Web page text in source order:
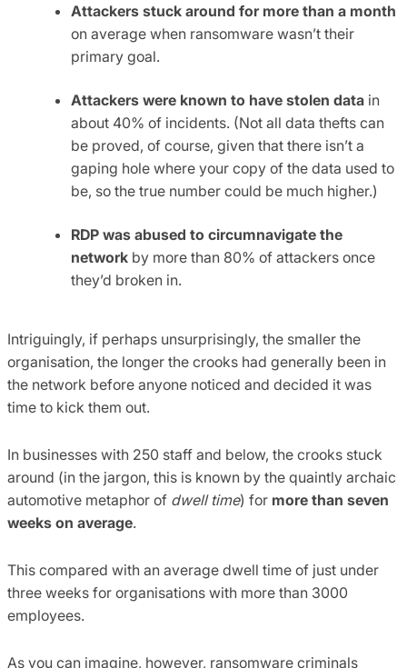
Attackers stuck around for more than a month
on average when ransomware wasn’t their
primary goal.
Attackers were known to have stolen data in
about 40% of incidents. (Not all data thefts can
be proved, of course, given that there isn’t a
gaping hole where your copy of the data used to
be, so the true number could be much higher.)
RDP was abused to circumnavigate the
network by more than 80% of attackers once
they’d broken in.
Intriguingly, if perhaps unsurprisingly, the smaller the
organisation, the longer the crooks had generally been in
the network before anyone noticed and decided it was
time to kick them out.
In businesses with 250 staff and below, the crooks stuck
around (in the jargon, this is known by the quaintly archaic
automotive metaphor of dwell time) for more than seven
weeks on average.
This compared with an average dwell time of just under
three weeks for organisations with more than 3000
employees.
As you can imagine, however, ransomware criminals